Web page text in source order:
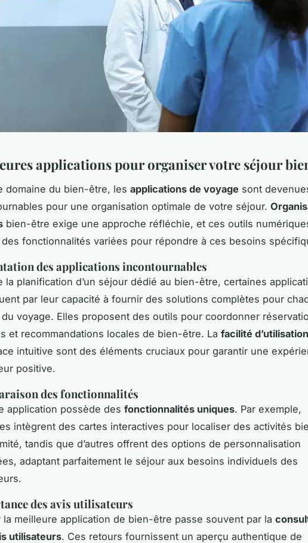
applications pour organiser votre séjour
domaine du bien-être, les applications de voyage sont
pour une organisation optimale de votre séjour.
bien-être exige une approche réfléchie, et ces outils
fonctionnalités variées pour répondre à ces besoins
des applications incontournables
la planification d’un séjour dédié au bien-être, certaines
par leur capacité à fournir des solutions complètes pour
voyage. Elles proposent des outils pour coordonner
et recommandations locales de bien-être. La facilité d’utilisation
intuitive sont des éléments cruciaux pour garantir une
positive.
des fonctionnalités
application possède des fonctionnalités uniques. Par exemple,
intègrent des cartes interactives pour localiser des activités
tandis que d’autres offrent des options de personnalisation
adaptant parfaitement le séjour aux besoins individuels des
des avis utilisateurs
la meilleure application de bien-être passe souvent par la
utilisateurs. Ces retours fournissent un aperçu authentique de